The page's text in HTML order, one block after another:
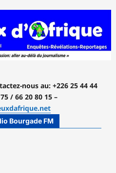
nous au: +226 25 44 44
/ 66 20 80 15 –
Bourgade FM